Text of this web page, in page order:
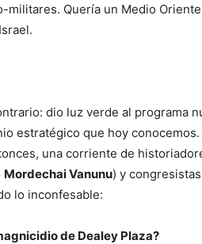
Quería un Medio Oriente
dio luz verde al programa
estratégico que hoy conocemos.
una corriente de
Mordechai Vanunu) y congresistas
lo inconfesable:
de Dealey Plaza?